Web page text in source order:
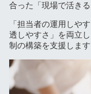
合った「現場で活き
「担当者の運用しや
透しやすさ」を両立
制の構築を支援します